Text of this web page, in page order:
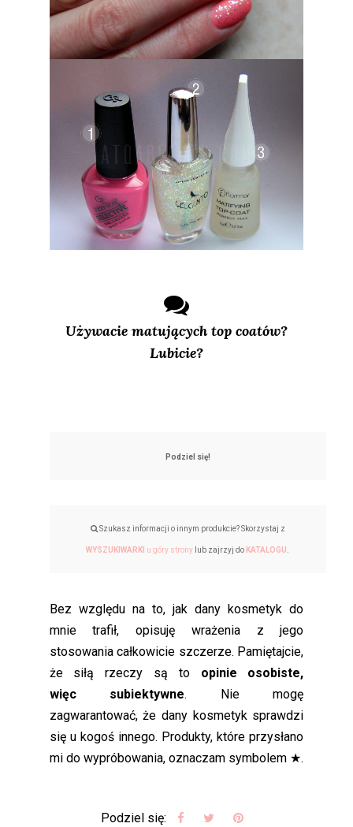
Używacie matujących top coatów?
Lubicie?
Podziel się!
Szukasz informacji o innym produkcie? Skorzystaj z
WYSZUKIWARKI u góry strony lub zajrzyj do KATALOGU.
Bez względu na to, jak dany kosmetyk do
mnie trafił, opisuję wrażenia z jego
stosowania całkowicie szczerze. Pamiętajcie,
że siłą rzeczy są to opinie osobiste,
więc subiektywne. Nie mogę
zagwarantować, że dany kosmetyk sprawdzi
się u kogoś innego. Produkty, które przysłano
mi do wypróbowania, oznaczam symbolem ★.
Podziel się: